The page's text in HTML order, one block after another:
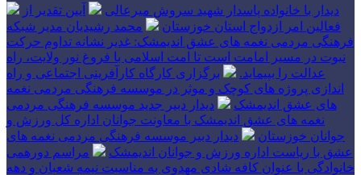
دیدار با خانواده پاسدار شهید سروش میرعالی
آیین تقدیر از
فعالین امر ازدواج استان خوزستان
محمد رشیدیان مدیر شبکه
فرهنگی مردمی نغمه های عشق اندیمشک: غدیر نشانه تداوم حرکت
نبوت در مسیر امامت است تا امت اسلامی با فروغ نور ولایت، راه
عدالت را بپیماید.
برگزاری کارگاه کارآفرینی اجتماعی و راه
اندازی پروژه های کوچک و موثر در موسسه فرهنگی مردمی نغمه
های عشق اندیمشک
دیدار دبیر جدید موسسه فرهنگی مردمی
نغمه های عشق اندیمشک با معاونت جوانان اداره کل ورزش و
جوانان خوزستان
دیدار دبیر موسسه فرهنگی مردمی نغمه های
عشق با ریاست اداره ورزش و جوانان اندیمشک
مراسم دورهمی
خانوادگی با عنوان کافه شادی مهدوی به مناسبت نیمه شعبان و دهه